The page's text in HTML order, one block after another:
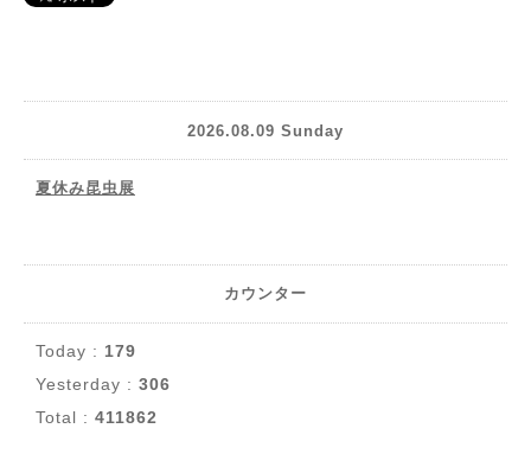
2026.08.09 Sunday
夏休み昆虫展
カウンター
Today : 179
Yesterday : 306
Total : 411862